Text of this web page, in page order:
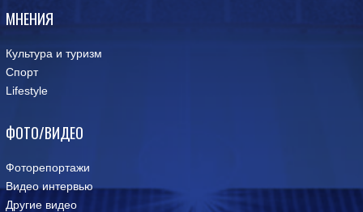
МНЕНИЯ
Культура и туризм
Спорт
Lifestyle
ФОТО/ВИДЕО
Фоторепортажи
Видео интервью
Другие видео